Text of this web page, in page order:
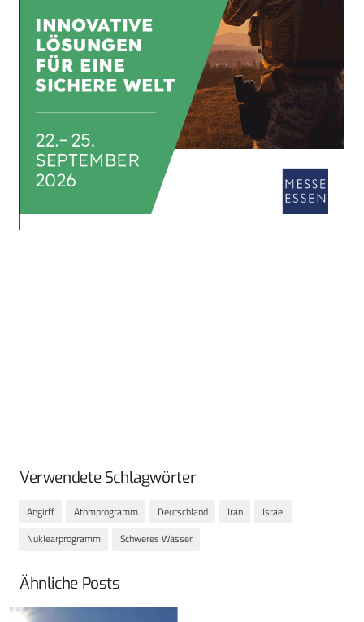
Verwendete Schlagwörter
Angirff Atomprogramm Deutschland Iran
Israel
Nuklearprogramm
Schweres Wasser
Ähnliche Posts